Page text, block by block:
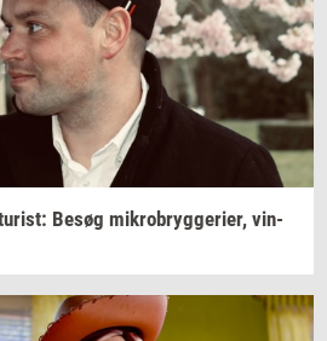
Besøg mi­kro­bryg­ge­ri­er, vin­